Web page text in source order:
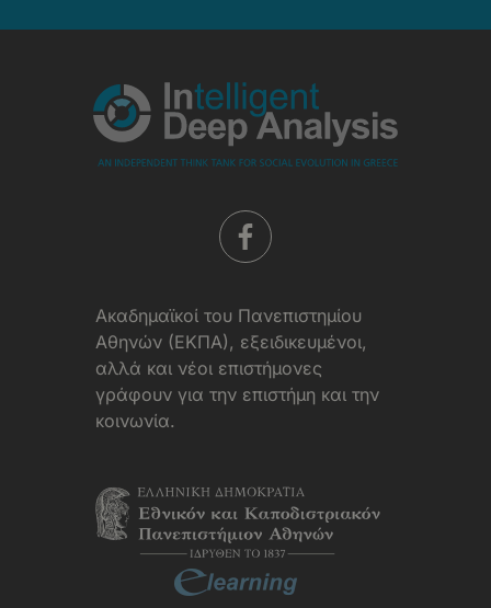
Aκαδημαϊκοί του Πανεπιστημίου
Αθηνών (ΕΚΠΑ), εξειδικευμένοι,
αλλά και νέοι επιστήμονες
γράφουν για την επιστήμη και την
κοινωνία.